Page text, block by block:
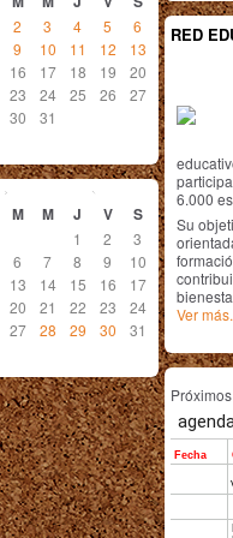
2 3 4 5
6
9 10 11 12
13
16 17 18 19
20
23 24 25 26
27
30 31
agosto 2013
M M J V S
1 2
3
6 7 8 9
10
13 14 15 16
17
20 21 22 23
24
27 28 29 30 31
RED
6.000
Su
Ver